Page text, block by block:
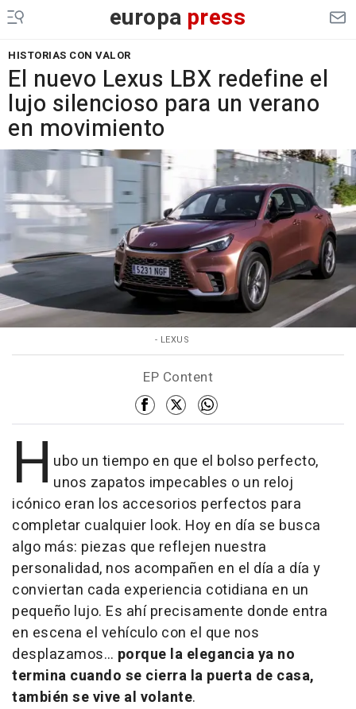
europa press
HISTORIAS CON VALOR
El nuevo Lexus LBX redefine el
lujo silencioso para un verano
en movimiento
- LEXUS
EP Content
H ubo un tiempo en que el bolso perfecto,
unos zapatos impecables o un reloj
icónico eran los accesorios perfectos para
completar cualquier look. Hoy en día se busca
algo más: piezas que reflejen nuestra
personalidad, nos acompañen en el día a día y
conviertan cada experiencia cotidiana en un
pequeño lujo. Es ahí precisamente donde entra
en escena el vehículo con el que nos
desplazamos… porque la elegancia ya no
termina cuando se cierra la puerta de casa,
también se vive al volante.